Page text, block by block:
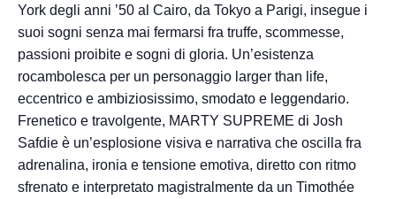
York degli anni ’50 al Cairo, da Tokyo a Parigi, insegue i
suoi sogni senza mai fermarsi fra truffe, scommesse,
passioni proibite e sogni di gloria. Un’esistenza
rocambolesca per un personaggio larger than life,
eccentrico e ambiziosissimo, smodato e leggendario.
Frenetico e travolgente, MARTY SUPREME di Josh
Safdie è un’esplosione visiva e narrativa che oscilla fra
adrenalina, ironia e tensione emotiva, diretto con ritmo
sfrenato e interpretato magistralmente da un Timothée